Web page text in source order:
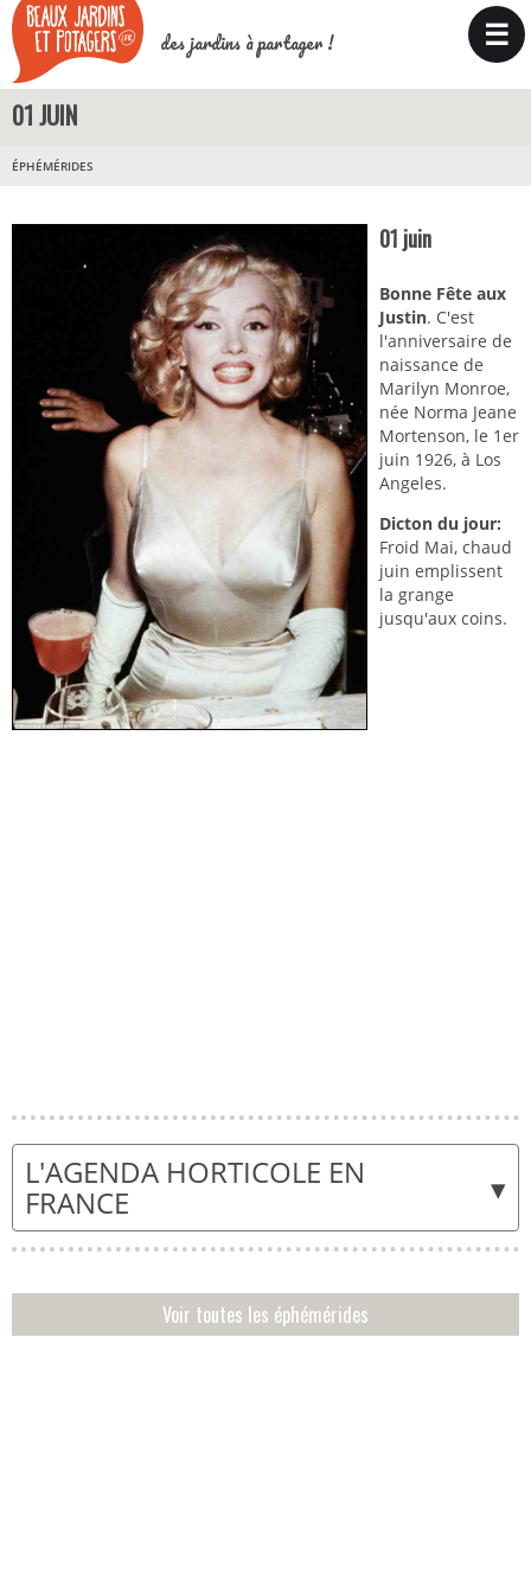
des jardins à partager ! ☰
01 JUIN
ÉPHÉMÉRIDES
01 juin
Bonne Fête aux
Justin. C'est
l'anniversaire de
naissance de
Marilyn Monroe,
née Norma Jeane
Mortenson, le 1er
juin 1926, à Los
Angeles.
Dicton du jour:
Froid Mai, chaud
juin emplissent
la grange
jusqu'aux coins.
▾
L'AGENDA HORTICOLE EN
FRANCE
Voir toutes les éphémérides